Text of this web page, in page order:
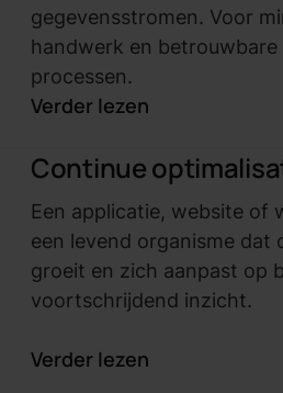
gegevensstromen. Voor
handwerk en betrouwbare
processen.
Verder lezen
Continue
Een applicatie, website of
een levend organisme dat
groeit en zich aanpast op
voortschrijdend inzicht.
Verder lezen